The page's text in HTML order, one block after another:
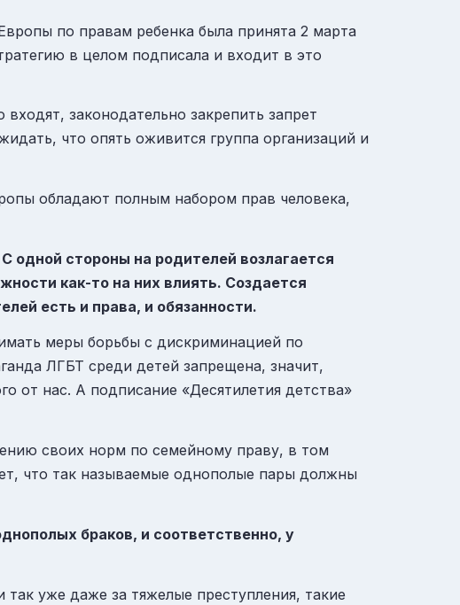
по правам ребенка была принята 2 марта
в целом подписала и входит в это
законодательно закрепить запрет
что опять оживится группа организаций и
обладают полным набором прав человека,
одной стороны на родителей возлагается
как-то на них влиять. Создается
есть и права, и обязанности.
меры борьбы с дискриминацией по
ЛГБТ среди детей запрещена, значит,
от нас. А подписание «Десятилетия детства»
своих норм по семейному праву, в том
что так называемые однополые пары должны
браков, и соответственно, у
уже даже за тяжелые преступления, такие